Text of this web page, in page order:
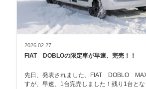
2026.02.27
FIAT DOBLOの限定車が早速、完売！！
先日、発表されました、FIAT DOBLO
すが、早速、1台完売しました！残り1台とな